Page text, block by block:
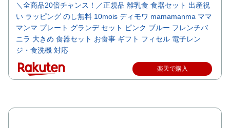
＼全商品20倍チャンス！／正規品 離乳食 食器セット 出産祝
い ラッピング のし無料 10mois ディモワ mamamanma ママ
マンマ プレート グランデ セット ピンク ブルー フレンチバ
ニラ 大きめ 食器セット お食事 ギフト フィセル 電子レン
ジ・食洗機 対応
楽天で購入